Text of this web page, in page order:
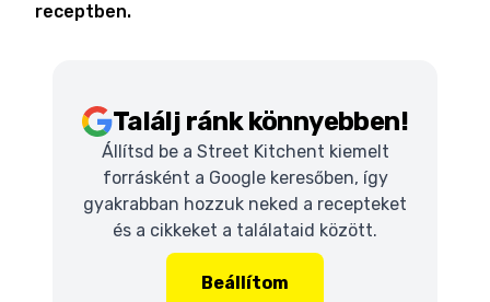
receptben.
Találj ránk könnyebben!
Állítsd be a Street Kitchent kiemelt
forrásként a Google keresőben, így
gyakrabban hozzuk neked a recepteket
és a cikkeket a találataid között.
Beállítom